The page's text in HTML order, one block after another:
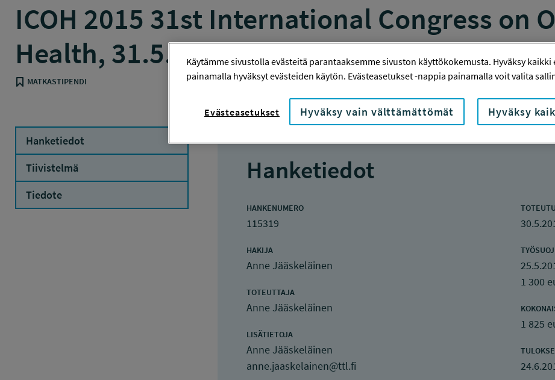
ICOH 2015 31st International Congress on
Health, 31.5.-5.6.2015, Etelä-Korea
MATKASTIPENDI
Hanketiedot
Tiivistelmä
Tiedote
Hanketiedot
HANKENUMERO
115319
HAKIJA
Anne Jääskeläinen
TOTEUTTAJA
Anne Jääskeläinen
LISÄTIETOJA
Anne Jääskeläinen
anne.jaaskelainen@ttl.fi
1 300
1 825
Käytämme sivustolla evästeitä parantaaksemme sivuston käyttökokemusta. Hyväksy kaikki
painamalla hyväksyt evästeiden käytön. Evästeasetukset -nappia painamalla voit valita
Hyväksy vain välttämättömät Hyväksy
Evästeasetukset